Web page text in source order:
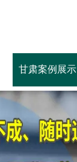
甘肃案例展示